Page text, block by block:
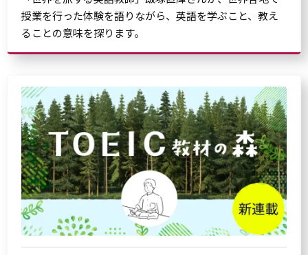
授業を行った体験を語りながら、英語を学ぶこと、教え
ることの意味を探ります。